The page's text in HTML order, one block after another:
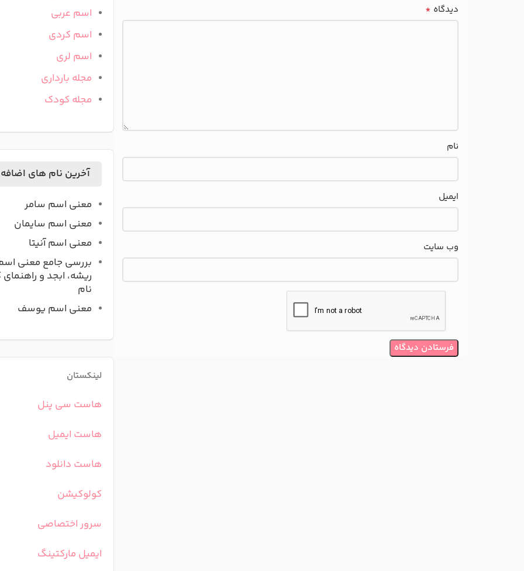
دیدگاه *
نام
ایمیل
وب‌ سایت
اسم عربی
اسم کردی
اسم لری
مجله بارداری
مجله کودک
آخرین نام های
معنی اسم سامر
معنی اسم سایمان
معنی اسم آنیتا
بررسی جامع معنی
ریشه، ابجد و
نام
معنی اسم یوسف
لینکستان
هاست سی پنل
هاست ایمیل
هاست دانلود
کولوکیشن
سرور اختصاصی
ایمیل مارکتینگ